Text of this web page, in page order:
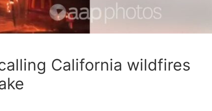
California wildfires